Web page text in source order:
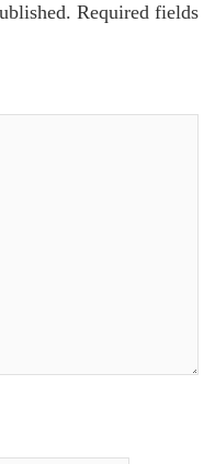
Required fields